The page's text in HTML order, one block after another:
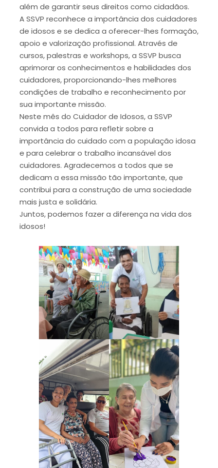
além de garantir seus direitos como cidadãos.
A SSVP reconhece a importância dos cuidadores
de idosos e se dedica a oferecer-lhes formação,
apoio e valorização profissional. Através de
cursos, palestras e workshops, a SSVP busca
aprimorar os conhecimentos e habilidades dos
cuidadores, proporcionando-lhes melhores
condições de trabalho e reconhecimento por
sua importante missão.
Neste mês do Cuidador de Idosos, a SSVP
convida a todos para refletir sobre a
importância do cuidado com a população idosa
e para celebrar o trabalho incansável dos
cuidadores. Agradecemos a todos que se
dedicam a essa missão tão importante, que
contribui para a construção de uma sociedade
mais justa e solidária.
Juntos, podemos fazer a diferença na vida dos
idosos!